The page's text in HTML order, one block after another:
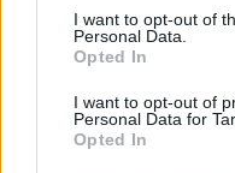
consent section.
I want to opt-out of
Personal Data.
Opted In
I want to opt-out of
Personal Data for
Opted In
Για τους Τοξότες, η
και να νιώσετε χαρά